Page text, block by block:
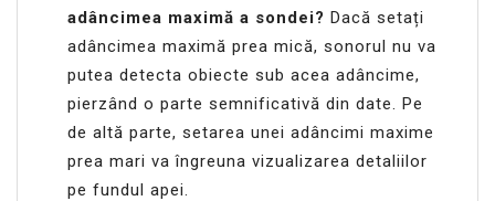
adâncimea maximă a sondei? Dacă setați
adâncimea maximă prea mică, sonorul nu va
putea detecta obiecte sub acea adâncime,
pierzând o parte semnificativă din date. Pe
de altă parte, setarea unei adâncimi maxime
prea mari va îngreuna vizualizarea detaliilor
pe fundul apei.